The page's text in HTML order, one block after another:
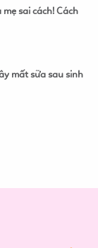
sai cách! Cách
mất sữa sau sinh